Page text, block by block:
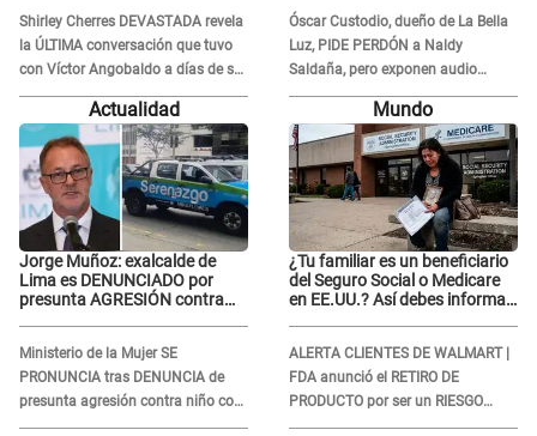
Shirley Cherres DEVASTADA revela
la ÚLTIMA conversación que tuvo
con Víctor Angobaldo a días de su
inesperada partida: "Hace dos
"Nada que defender"
Óscar Custodio, dueño de La Bella
Luz, PIDE PERDÓN a Naldy
Saldaña, pero exponen audio
donde le reclama por VIDEOS: "No
hay necesidad de grabar"
Actualidad
Jorge Muñoz: exalcalde de
Lima es DENUNCIADO por
presunta AGRESIÓN contra
Ministerio de la Mujer SE
PRONUNCIA tras DENUNCIA de
presunta agresión contra niño con
autismo en Surco
Mundo
¿Tu familiar es un beneficiario
del Seguro Social o Medicare
en EE.UU.? Así debes informar
ALERTA CLIENTES DE WALMART |
FDA anunció el RETIRO DE
PRODUCTO por ser un RIESGO
MORTAL para consumidores: ¿Cuál